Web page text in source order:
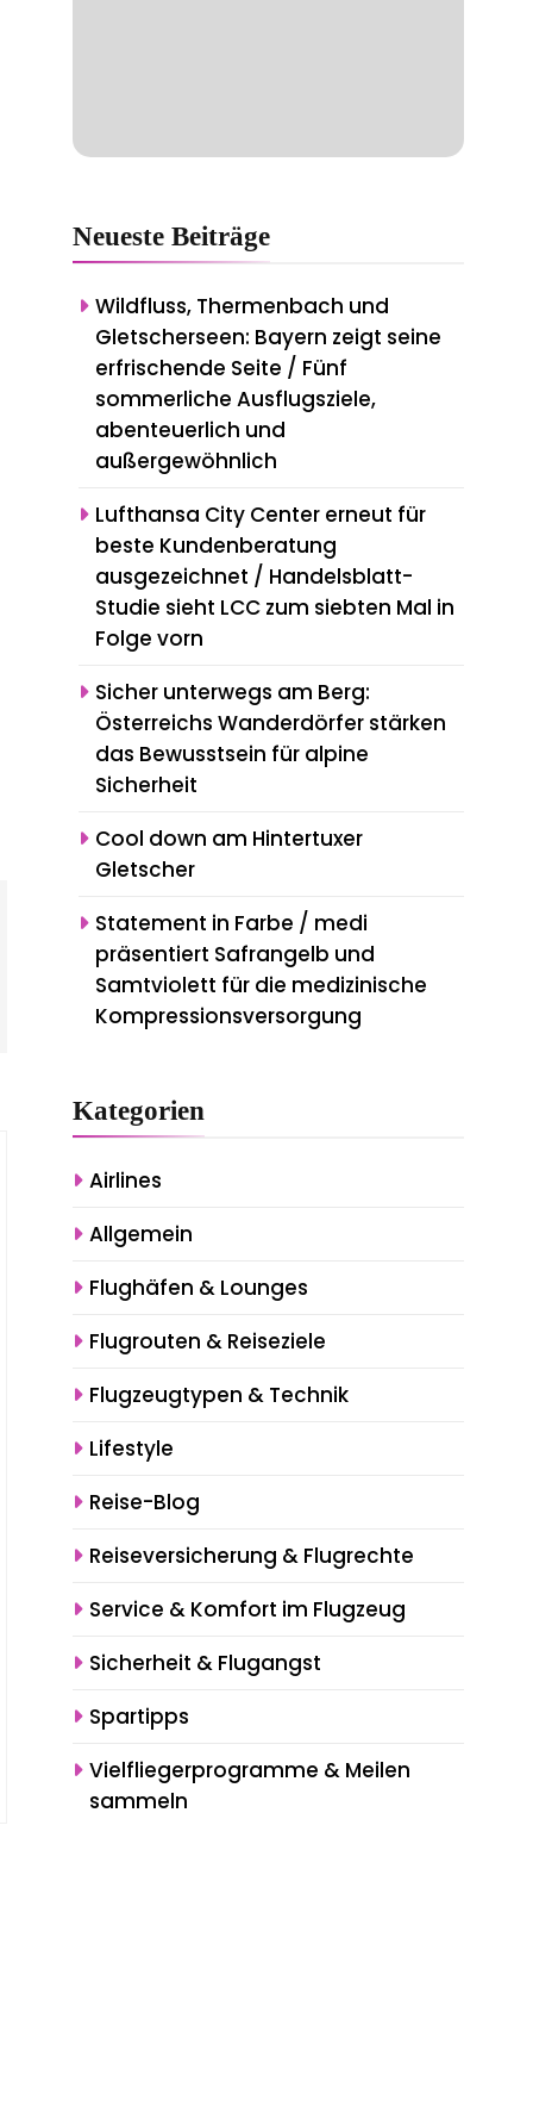
NeuesteBeiträge
Wildfluss, Thermenbach und
Gletscherseen: Bayern zeigt seine
erfrischende Seite / Fünf
sommerliche Ausflugsziele,
abenteuerlich und
außergewöhnlich
Lufthansa City Center erneut für
beste Kundenberatung
ausgezeichnet / Handelsblatt-
Studie sieht LCC zum siebten Mal in
Folge vorn
Sicher unterwegs am Berg:
Österreichs Wanderdörfer stärken
das Bewusstsein für alpine
Sicherheit
Cool down am Hintertuxer
Gletscher
Statement in Farbe / medi
präsentiert Safrangelb und
Samtviolett für die medizinische
Kompressionsversorgung
Kategorien
Airlines
Allgemein
Flughäfen & Lounges
Flugrouten & Reiseziele
Flugzeugtypen & Technik
Lifestyle
Reise-Blog
Reiseversicherung & Flugrechte
Service & Komfort im Flugzeug
Sicherheit & Flugangst
Spartipps
Vielfliegerprogramme & Meilen
sammeln